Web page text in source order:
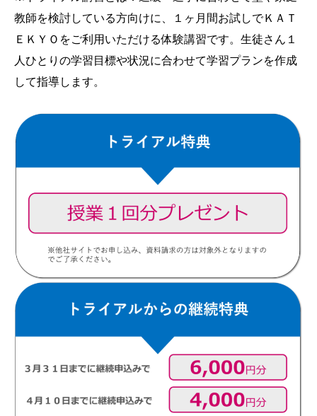
教師を検討している方向けに、１ヶ月間お試しでＫＡＴ
ＥＫＹＯをご利用いただける体験講習です。生徒さん １
人ひとりの学習目標や状況に合わせて学習プランを作成
して指導します。